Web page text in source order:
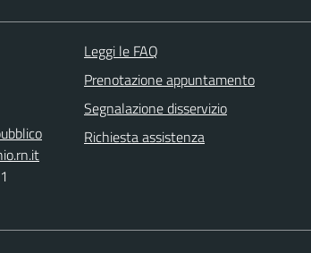
Leggi le FAQ
Prenotazione appuntamento
Segnalazione disservizio
Richiesta assistenza